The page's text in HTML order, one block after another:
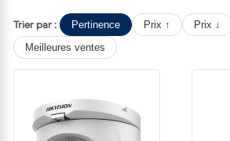
Trier par : Pertinence Prix ↑ Prix ↓
Meilleures ventes